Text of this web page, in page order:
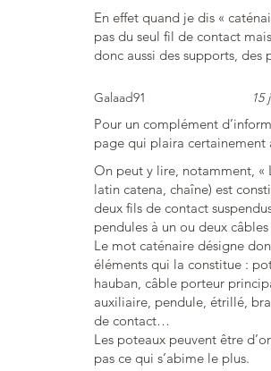
En effet quand je dis «
pas du seul fil de contact
donc aussi des supports, des
Galaad91 15
Pour un complément
page qui plaira certainement
On peut y lire, notamment, «
latin catena, chaîne) est
deux fils de contact
pendules à un ou deux
Le mot caténaire désigne
éléments qui la constitue :
hauban, câble porteur
auxiliaire, pendule, étrillé,
de contact…
Les poteaux peuvent être
pas ce qui s’abime le plus.